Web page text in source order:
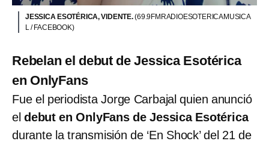
JESSICA ESOTÉRICA, VIDENTE.(69.9FMRADIOESOTERICAMUSICA
L / FACEBOOK)
Rebelan el debut de Jessica Esotérica
en OnlyFans
Fue el periodista Jorge Carbajal quien anunció
el debut en OnlyFans de Jessica Esotérica
durante la transmisión de ‘En Shock’ del 21 de